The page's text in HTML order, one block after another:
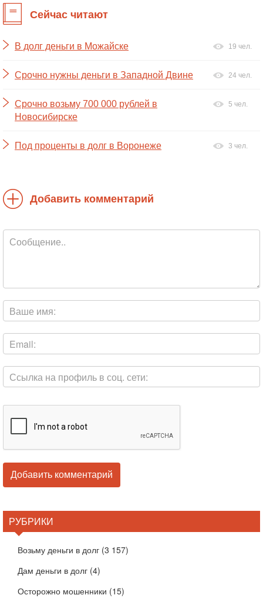
Сейчас читают
В долг деньги в Можайске 19 чел.
Срочно нужны деньги в Западной Двине 24 чел.
Срочно возьму 700 000 рублей в
Новосибирске
5 чел.
Под проценты в долг в Воронеже 3 чел.
Добавить комментарий
РУБРИКИ
Возьму деньги в долг (3 157)
Дам деньги в долг (4)
Осторожно мошенники (15)